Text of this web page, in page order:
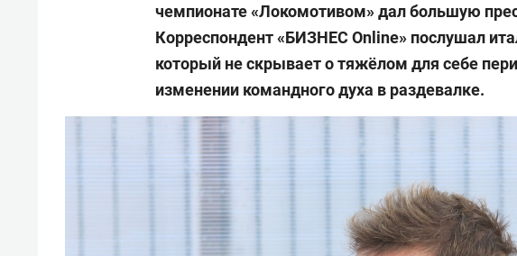
чемпионате «Локомотивом» дал большую
Корреспондент «БИЗНЕС Online» послушал
который не скрывает о тяжёлом для себе
изменении командного духа в раздевалке.